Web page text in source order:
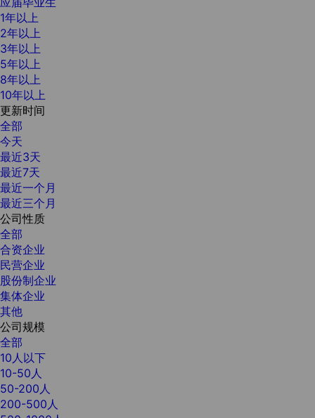
1年以上
2年以上
3年以上
5年以上
8年以上
10年以上
更新时间
全部
今天
最近3天
最近7天
最近一个月
最近三个月
公司性质
全部
合资企业
民营企业
股份制企业
集体企业
其他
公司规模
全部
10人以下
10-50人
50-200人
200-500人